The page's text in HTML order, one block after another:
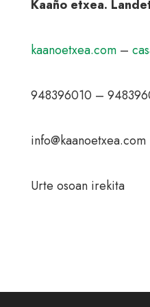
Kaaño etxea.
kaanoetxea.com –
948396010 –
info@kaanoetxea.com
Urte osoan irekita